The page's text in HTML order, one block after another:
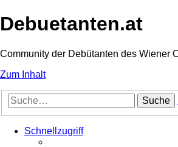
Debuetanten.at
Community der Debütanten des Wiener
Zum Inhalt
Suche
Schnellzugriff